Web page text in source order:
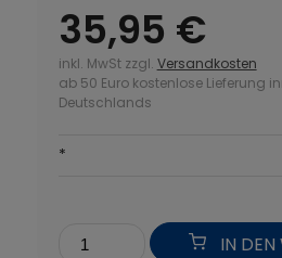
35,95 €
inkl. MwSt zzgl. Versandkosten
ab 50 Euro kostenlose Lieferung
Deutschlands
*
IN DEN